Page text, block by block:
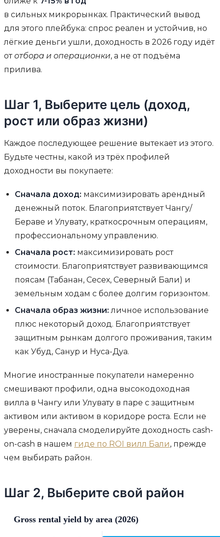
в сильных микрорынках. Практический вывод
для этого плейбука: спрос реален и устойчив, но
лёгкие деньги ушли, доходность в 2026 году идёт
ототбора и операционки, а не от подъёма
прилива.
Шаг 1, Выберите цель (доход,
рост или образ жизни)
Каждое последующее решение вытекает из этого.
Будьте честны, какой из трёх профилей
доходности вы покупаете:
Сначала доход: максимизировать арендный
денежный поток. Благоприятствует Чангу/
Бераве и Улувату, краткосрочным операциям,
профессиональному управлению.
Сначала рост: максимизировать рост
стоимости. Благоприятствует развивающимся
поясам (Табанан, Сесех, Северный Бали) и
земельным ходам с более долгим горизонтом.
Сначала образ жизни: личное использование
плюс некоторый доход. Благоприятствует
защитным рынкам долгого проживания, таким
как Убуд, Санур и Нуса-Дуа.
Многие иностранные покупатели намеренно
смешивают профили, одна высокодоходная
вилла в Чангу или Улувату в паре с защитным
активом или активом в коридоре роста. Если не
уверены, сначала смоделируйте доходность cash-
on-cash в нашем гиде по ROI вилл Бали, прежде
чем выбирать район.
Шаг 2, Выберите свой район